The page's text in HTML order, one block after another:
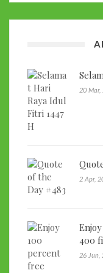
20 Mar,
2 Apr,
400
26 Jun,